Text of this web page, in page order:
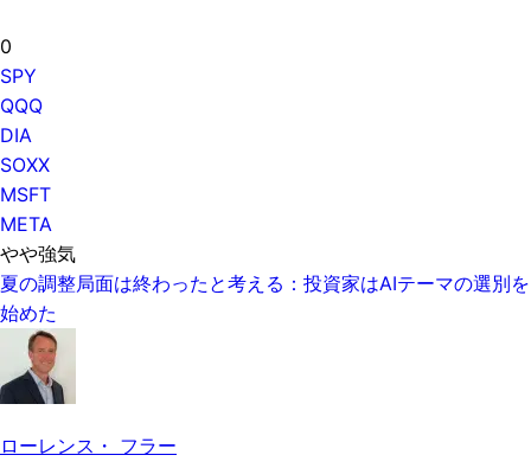
0
SPY
QQQ
DIA
SOXX
MSFT
META
やや強気
夏の調整局面は終わったと考える：投資家はAIテーマの選別を
始めた
ローレンス・ フラー